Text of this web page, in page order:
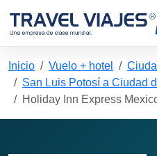
Inicio Vuelo + hotel
San Luis Potosí a Ciudad
Holiday Inn Express